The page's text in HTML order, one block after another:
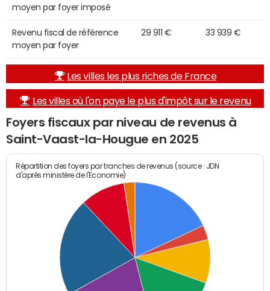
moyen par foyer imposé
Revenu fiscal de référence
moyen par foyer
29 911 € 33 939 €
Les villes les plus riches de France
Les villes où l'on paye le plus d'impôt sur le revenu
Foyers fiscaux par niveau de revenus à
Saint-Vaast-la-Hougue en 2025
Répartition des foyers par tranches de revenus (source : JDN
d'après ministère de l'Economie)